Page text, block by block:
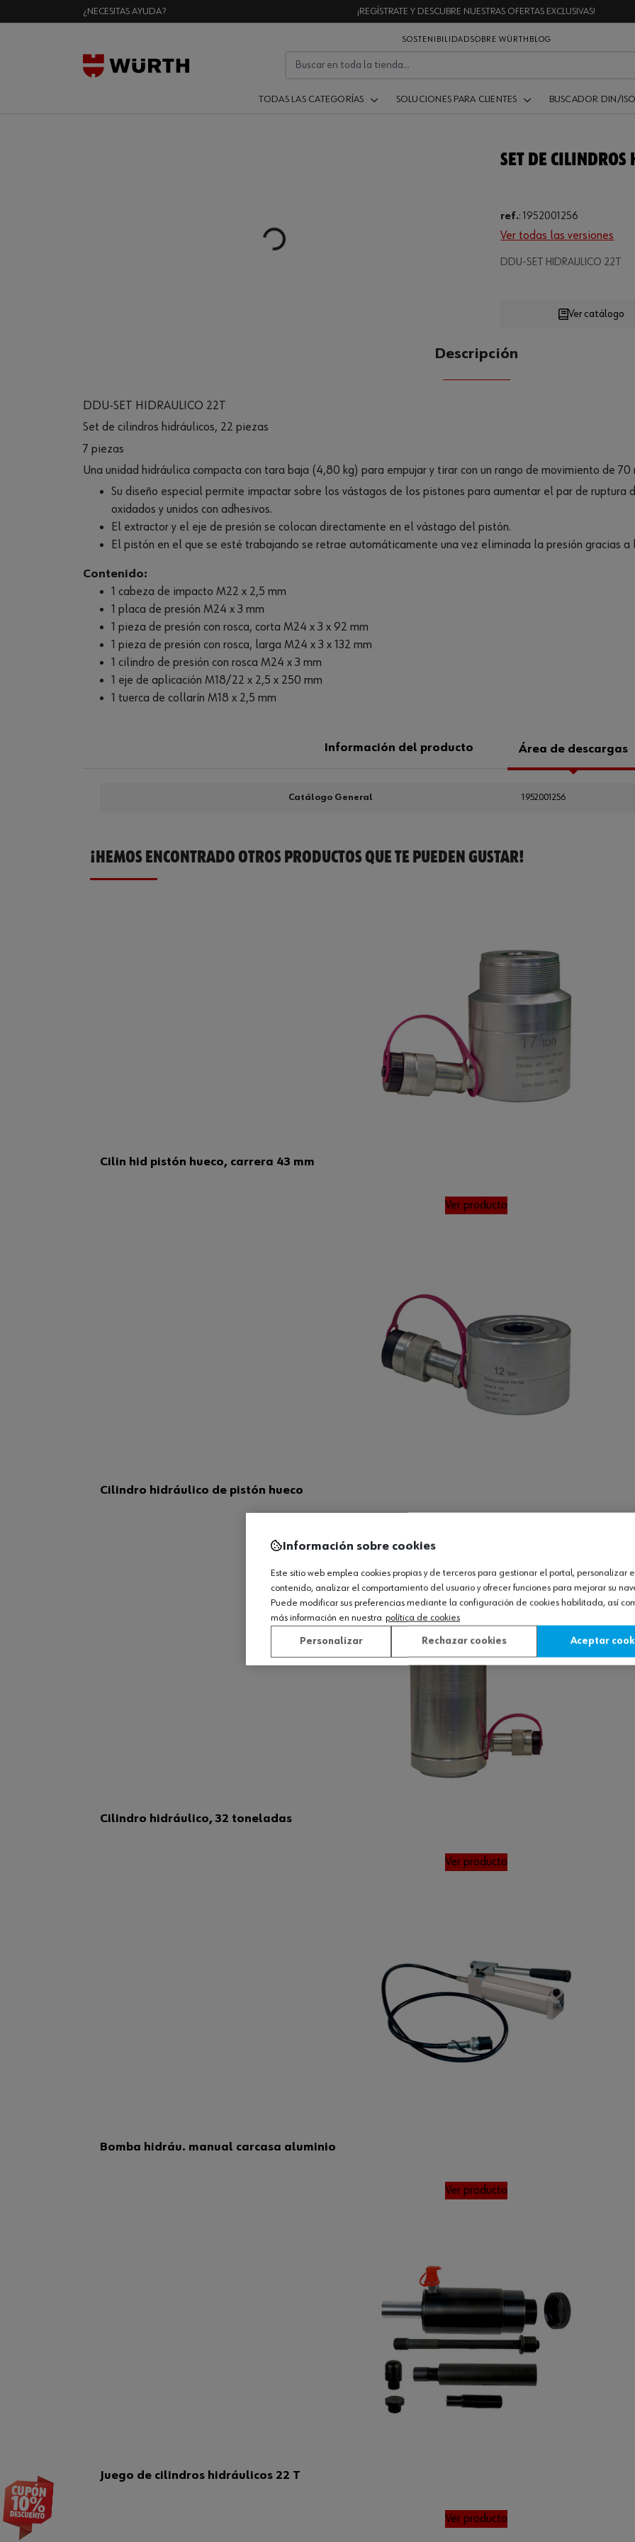
¿NECESITAS AYUDA? ¡REGÍSTRATE Y DESCUBRE NUESTRAS OFERTAS EXCLUSIVAS!
SOSTENIBILIDADSOBRE WÜRTH BLOG
TODAS LAS CATEGORÍAS SOLUCIONES PARA CLIENTES BUSCADOR DIN/ISO
Loading...
SET DE
ref.:1952001256
Ver todas las versiones
DDU-SET HIDRAULICO 22T
Loading...
CANTIDAD
Ver catálogo
Descripción
DDU-SET HIDRAULICO 22T
Set de cilindros hidráulicos, 22 piezas
7 piezas
Una unidad hidráulica compacta con tara baja (4,80 kg) para empujar y tirar con un rango de movimiento de 70
Su diseño especial permite impactar sobre los vástagos de los pistones para aumentar el par de ruptura
oxidados y unidos con adhesivos.
El extractor y el eje de presión se colocan directamente en el vástago del pistón.
El pistón en el que se esté trabajando se retrae automáticamente una vez eliminada la presión gracias
Contenido:
1 cabeza de impacto M22 x 2,5 mm
1 placa de presión M24 x 3 mm
1 pieza de presión con rosca, corta M24 x 3 x 92 mm
1 pieza de presión con rosca, larga M24 x 3 x 132 mm
1 cilindro de presión con rosca M24 x 3 mm
1 eje de aplicación M18/22 x 2,5 x 250 mm
1 tuerca de collarín M18 x 2,5 mm
Información del producto Área de descargas
Catálogo General 1952001256
¡HEMOS ENCONTRADO OTROS PRODUCTOS QUE TE PUEDEN GUSTAR!
Cilin hid pistón hueco, carrera 43 mm
Ver producto
Cilindro hidráulico de pistón hueco
Cilindro hidráulico, 32 toneladas
Ver producto
Bomba hidráu. manual carcasa aluminio
Ver producto
Juego de cilindros hidráulicos 22 T
Ver producto
Información sobre cookies
Este sitio web emplea cookies propias y de terceros para gestionar el portal, personalizar
contenido, analizar el comportamiento del usuario y ofrecer funciones para mejorar su
Puede modificar sus preferencias mediante la configuración de cookies habilitada, así
más información en nuestra política de cookies
Personalizar Rechazar cookies Aceptar